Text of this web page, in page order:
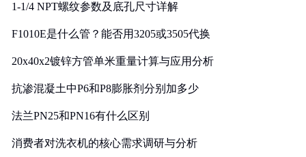
1-1/4 NPT螺纹参数及底孔尺寸详解
F1010E是什么管？能否用3205或3505代换
20x40x2镀锌方管单米重量计算与应用分析
抗渗混凝土中P6和P8膨胀剂分别加多少
法兰PN25和PN16有什么区别
消费者对洗衣机的核心需求调研与分析